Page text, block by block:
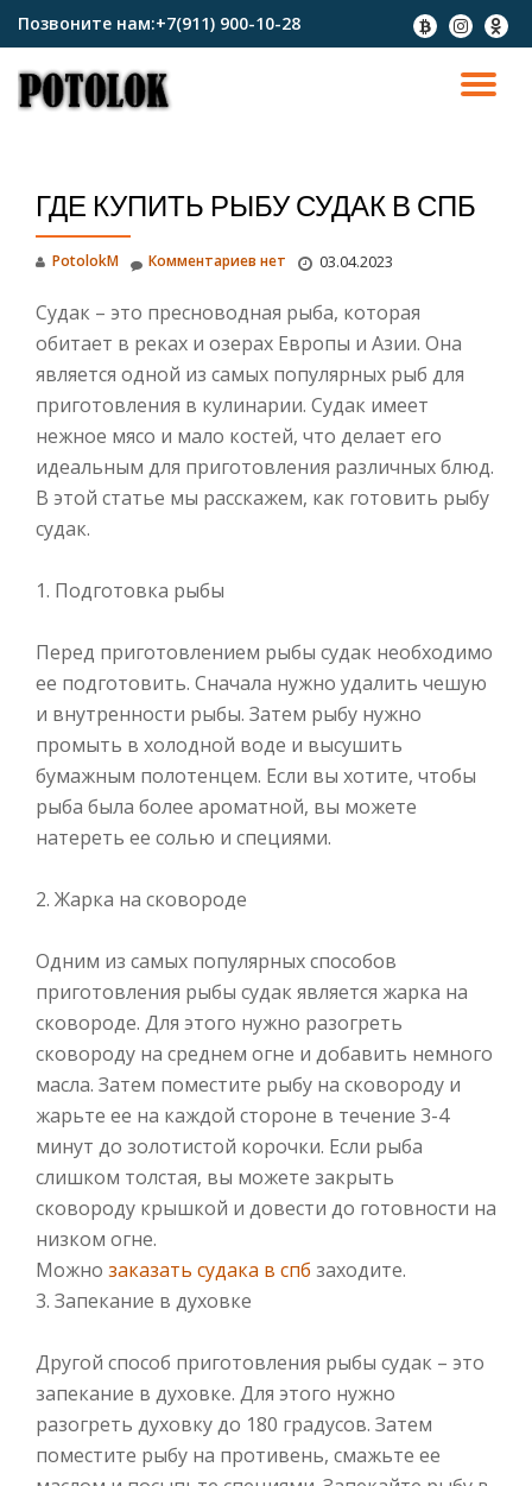
содержимому
Позвоните нам:+7(911) 900-10-28
fa-
btc
fa-
instagram
fa-
ГДЕ КУПИТЬ РЫБУ СУДАК В СПБ
PotolokM 03.04.2023
Комментариев нет
Судак – это пресноводная рыба, которая
обитает в реках и озерах Европы и Азии. Она
является одной из самых популярных рыб для
приготовления в кулинарии. Судак имеет
нежное мясо и мало костей, что делает его
идеальным для приготовления различных блюд.
В этой статье мы расскажем, как готовить рыбу
судак.
1. Подготовка рыбы
Перед приготовлением рыбы судак необходимо
ее подготовить. Сначала нужно удалить чешую
и внутренности рыбы. Затем рыбу нужно
промыть в холодной воде и высушить
бумажным полотенцем. Если вы хотите, чтобы
рыба была более ароматной, вы можете
натереть ее солью и специями.
2. Жарка на сковороде
Одним из самых популярных способов
приготовления рыбы судак является жарка на
сковороде. Для этого нужно разогреть
сковороду на среднем огне и добавить немного
масла. Затем поместите рыбу на сковороду и
жарьте ее на каждой стороне в течение 3-4
минут до золотистой корочки. Если рыба
слишком толстая, вы можете закрыть
сковороду крышкой и довести до готовности на
низком огне.
Можно заказать судака в спб заходите.
3. Запекание в духовке
Другой способ приготовления рыбы судак – это
запекание в духовке. Для этого нужно
разогреть духовку до 180 градусов. Затем
поместите рыбу на противень, смажьте ее